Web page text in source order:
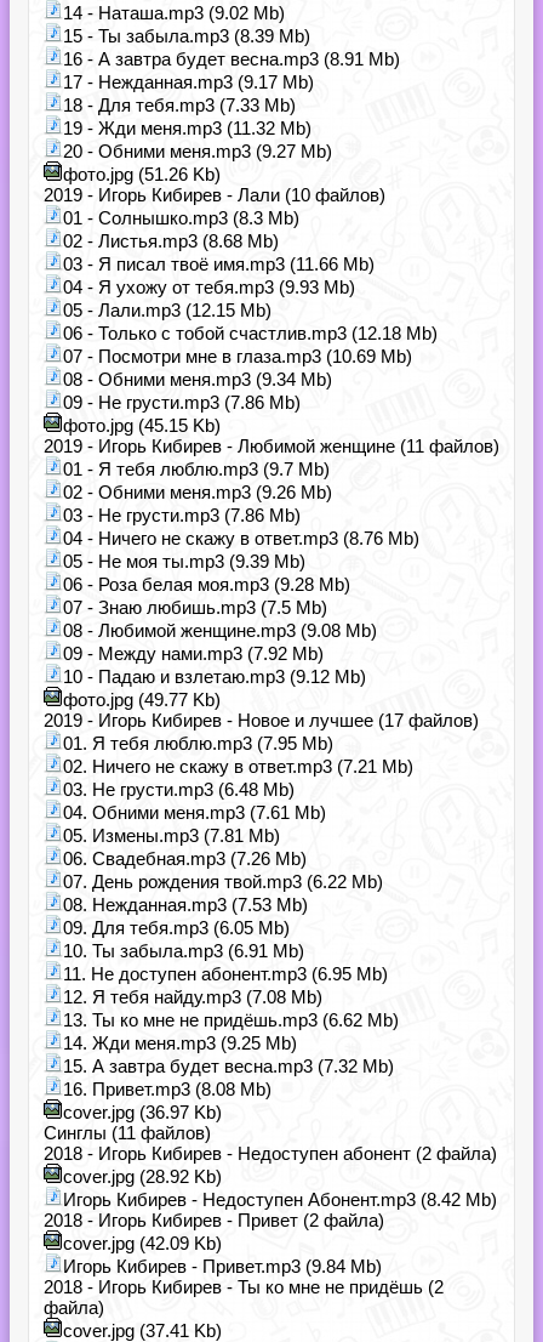
14 - Наташа.mp3 (9.02 Mb)
15 - Ты забыла.mp3 (8.39 Mb)
16 - А завтра будет весна.mp3 (8.91 Mb)
17 - Нежданная.mp3 (9.17 Mb)
18 - Для тебя.mp3 (7.33 Mb)
19 - Жди меня.mp3 (11.32 Mb)
20 - Обними меня.mp3 (9.27 Mb)
фото.jpg (51.26 Kb)
2019 - Игорь Кибирев - Лали (10 файлов)
01 - Солнышко.mp3 (8.3 Mb)
02 - Листья.mp3 (8.68 Mb)
03 - Я писал твоё имя.mp3 (11.66 Mb)
04 - Я ухожу от тебя.mp3 (9.93 Mb)
05 - Лали.mp3 (12.15 Mb)
06 - Только с тобой счастлив.mp3 (12.18 Mb)
07 - Посмотри мне в глаза.mp3 (10.69 Mb)
08 - Обними меня.mp3 (9.34 Mb)
09 - Не грусти.mp3 (7.86 Mb)
фото.jpg (45.15 Kb)
2019 - Игорь Кибирев - Любимой женщине (11 файлов)
01 - Я тебя люблю.mp3 (9.7 Mb)
02 - Обними меня.mp3 (9.26 Mb)
03 - Не грусти.mp3 (7.86 Mb)
04 - Ничего не скажу в ответ.mp3 (8.76 Mb)
05 - Не моя ты.mp3 (9.39 Mb)
06 - Роза белая моя.mp3 (9.28 Mb)
07 - Знаю любишь.mp3 (7.5 Mb)
08 - Любимой женщине.mp3 (9.08 Mb)
09 - Между нами.mp3 (7.92 Mb)
10 - Падаю и взлетаю.mp3 (9.12 Mb)
фото.jpg (49.77 Kb)
2019 - Игорь Кибирев - Новое и лучшее (17 файлов)
01. Я тебя люблю.mp3 (7.95 Mb)
02. Ничего не скажу в ответ.mp3 (7.21 Mb)
03. Не грусти.mp3 (6.48 Mb)
04. Обними меня.mp3 (7.61 Mb)
05. Измены.mp3 (7.81 Mb)
06. Свадебная.mp3 (7.26 Mb)
07. День рождения твой.mp3 (6.22 Mb)
08. Нежданная.mp3 (7.53 Mb)
09. Для тебя.mp3 (6.05 Mb)
10. Ты забыла.mp3 (6.91 Mb)
11. Не доступен абонент.mp3 (6.95 Mb)
12. Я тебя найду.mp3 (7.08 Mb)
13. Ты ко мне не придёшь.mp3 (6.62 Mb)
14. Жди меня.mp3 (9.25 Mb)
15. А завтра будет весна.mp3 (7.32 Mb)
16. Привет.mp3 (8.08 Mb)
cover.jpg (36.97 Kb)
Синглы (11 файлов)
2018 - Игорь Кибирев - Недоступен абонент (2 файла)
cover.jpg (28.92 Kb)
Игорь Кибирев - Недоступен Абонент.mp3 (8.42 Mb)
2018 - Игорь Кибирев - Привет (2 файла)
cover.jpg (42.09 Kb)
Игорь Кибирев - Привет.mp3 (9.84 Mb)
2018 - Игорь Кибирев - Ты ко мне не придёшь (2
файла)
cover.jpg (37.41 Kb)